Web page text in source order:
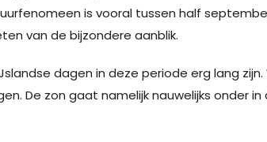
is vooral tussen half
van de bijzondere aanblik.
dagen in deze periode erg lang
De zon gaat namelijk nauwelijks onder